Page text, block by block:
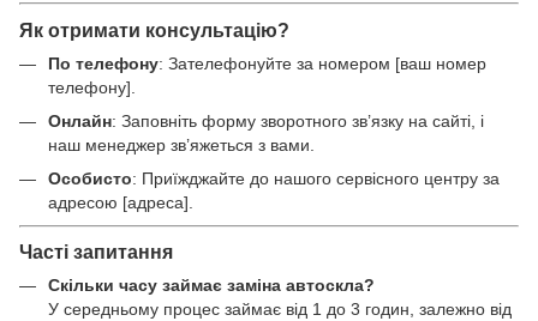
Як отримати консультацію?
По телефону: Зателефонуйте за номером [ваш номер
телефону].
Онлайн: Заповніть форму зворотного зв’язку на сайті, і
наш менеджер зв’яжеться з вами.
Особисто: Приїжджайте до нашого сервісного центру за
адресою [адреса].
Часті запитання
Скільки часу займає заміна автоскла?
У середньому процес займає від 1 до 3 годин, залежно від